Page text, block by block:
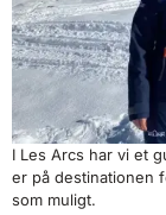
I Les Arcs har vi et
er på destinationen
som muligt.